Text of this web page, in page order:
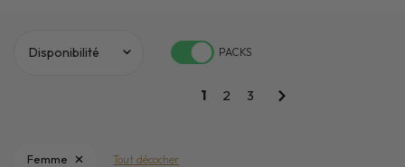
PACKS
1 2 3
Femme Tout décocher